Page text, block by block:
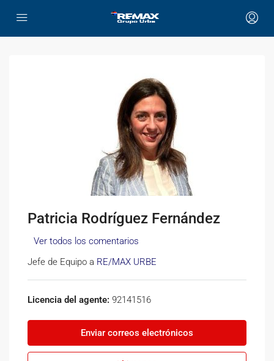
Patricia Rodríguez Fernández
Ver todos los comentarios
Jefe de Equipo a RE/MAX URBE
Licencia del agente: 92141516
Enviar correos electrónicos